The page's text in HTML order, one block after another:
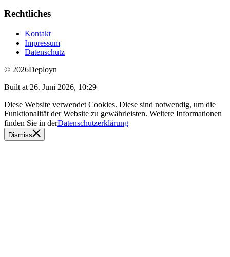
Rechtliches
Kontakt
Impressum
Datenschutz
© 2026Deployn
Built at 26. Juni 2026, 10:29
Diese Website verwendet Cookies. Diese sind notwendig, um die
Funktionalität der Website zu gewährleisten. Weitere Informationen
finden Sie in derDatenschutzerklärung
Dismiss